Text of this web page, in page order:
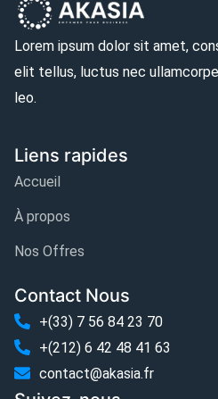
Lorem ipsum dolor sit amet,
elit tellus, luctus nec
leo.
Liens rapides
Accueil
À propos
Nos Offres
Contact Nous
+(33) 7 56 84 23 70
+(212) 6 42 48 41 63
contact@akasia.fr